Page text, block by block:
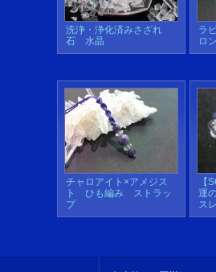
洗浄・浄化済みさざれ
石 水晶
ラ
ロ
チャロアイト×アメジス
ト ひも編み ストラッ
プ
【
運
ス